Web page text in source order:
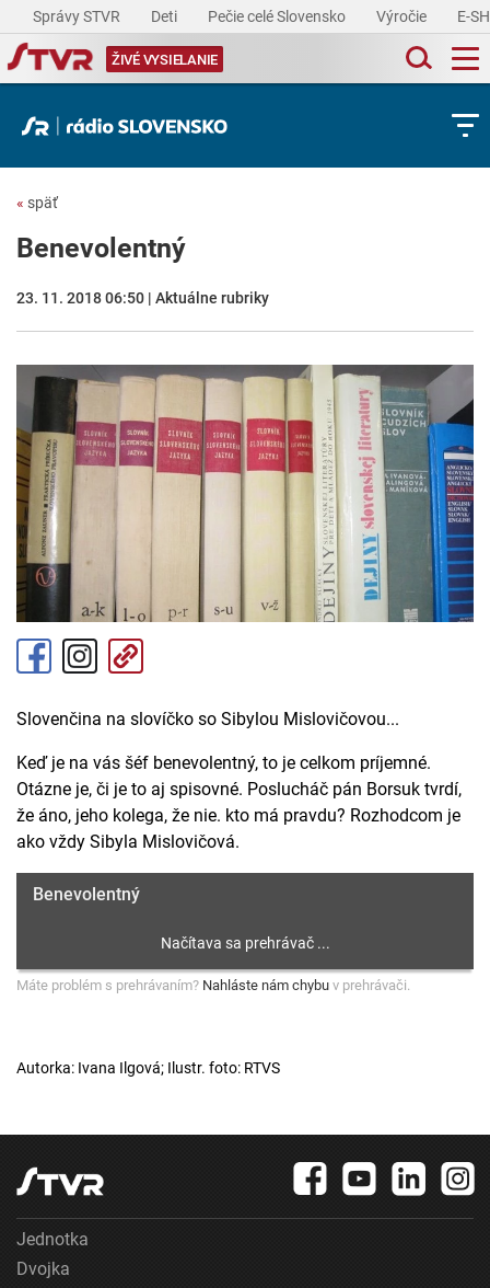
Správy STVR Deti Pečie celé Slovensko Výročie E-
ŽIVÉ VYSIELANIE
« späť
Benevolentný
23. 11. 2018 06:50 | Aktuálne rubriky
Slovenčina na slovíčko so Sibylou Mislovičovou...
Keď je na vás šéf benevolentný, to je celkom príjemné.
Otázne je, či je to aj spisovné. Poslucháč pán Borsuk tvrdí,
že áno, jeho kolega, že nie. kto má pravdu? Rozhodcom je
ako vždy Sibyla Mislovičová.
Benevolentný
Máte problém s prehrávaním? Nahláste nám chybu v prehrávači.
Autorka: Ivana Ilgová; Ilustr. foto: RTVS
Jednotka
Dvojka